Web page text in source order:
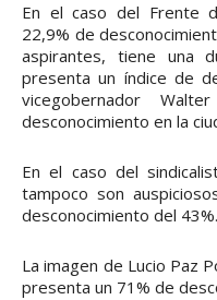
En el caso del Frente
22,9% de
aspirantes, tiene una
presenta un índice de
vicegobernador
desconocimiento en la
En el caso del
tampoco son
desconocimiento del 43%.
La imagen de Lucio Paz
presenta un 71% de